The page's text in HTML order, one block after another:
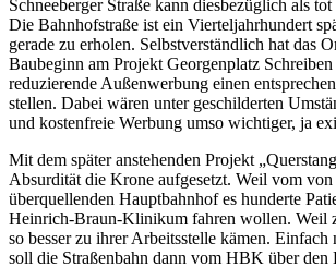
Schneeberger Straße kann diesbezüglich als
Die Bahnhofstraße ist ein Vierteljahrhundert
gerade zu erholen. Selbstverständlich hat das
Baubeginn am Projekt Georgenplatz
reduzierende Außenwerbung einen
stellen. Dabei wären unter geschilderten
und kostenfreie Werbung umso wichtiger, ja
Mit dem später anstehenden Projekt
Absurdität die Krone aufgesetzt. Weil vom von
überquellenden Hauptbahnhof es hunderte
Heinrich-Braun-Klinikum fahren wollen. Weil
so besser zu ihrer Arbeitsstelle kämen.
soll die Straßenbahn dann vom HBK über den